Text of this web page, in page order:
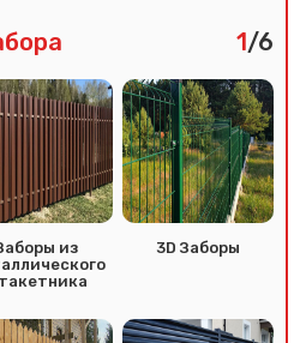
1/6
из
3D Заборы